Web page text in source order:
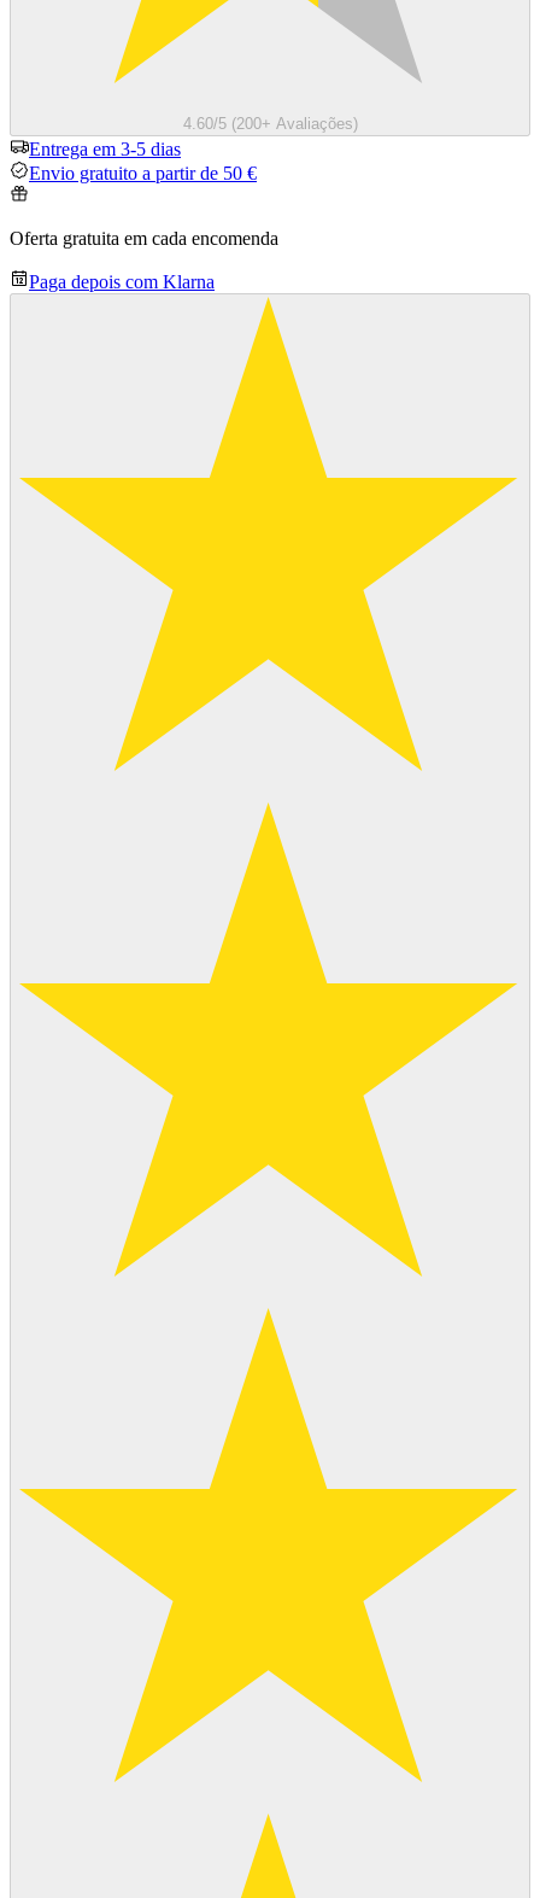
4.60/5 (200+ Avaliações)
Entrega em 3-5 dias
Envio gratuito a partir de 50 €
Oferta gratuita em cada encomenda
Paga depois com Klarna